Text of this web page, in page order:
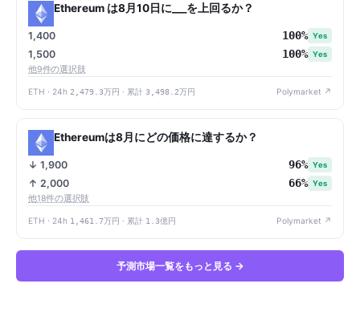
Ethereum は8月10日に___を上回るか？
1,400 100% Yes
1,500 100% Yes
他9件の選択肢
ETH · 24h 2,479.3万円 · 累計 3,498.2万円 Polymarket ↗
Ethereumは8月にどの価格に達するか？
↓ 1,900 96% Yes
↑ 2,000 66% Yes
他18件の選択肢
ETH · 24h 1,461.7万円 · 累計 1.3億円 Polymarket ↗
予測市場一覧をもっと見る →